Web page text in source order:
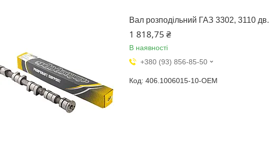
Вал розподільний ГАЗ 3302, 3110
1 818,75 ₴
В наявності
+380 (93) 856-85-50
406.1006015-10-OEM